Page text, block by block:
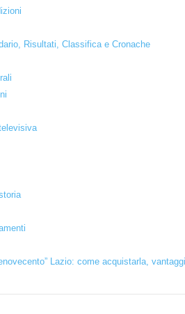
Risultati, Classifica e Cronache
Lazio: come acquistarla,